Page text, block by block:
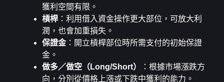
獲利空間有限。
槓桿 ：利用借入資金操作更大部位，可放大利
潤，也會加重損失。
保證金：開立槓桿部位時所需支付的初始保證
金。
做多／做空（Long/Short）
：根據市場漲跌方
向，分別從價格上漲或下跌中獲利的能力。